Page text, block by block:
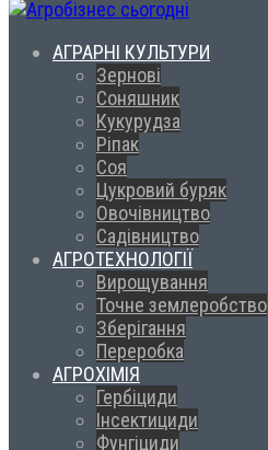
АГРАРНІ КУЛЬТУРИ
Зернові
Соняшник
Кукурудза
Ріпак
Соя
Цукровий буряк
Овочівництво
Садівництво
АГРОТЕХНОЛОГІЇ
Вирощування
Точне землеробство
Зберігання
Переробка
АГРОХІМІЯ
Гербіциди
Інсектициди
Фунгіциди